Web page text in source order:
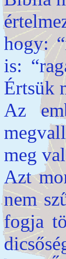
hogy:
is:
Értsük
Az
meg
Azt
nem
fogja